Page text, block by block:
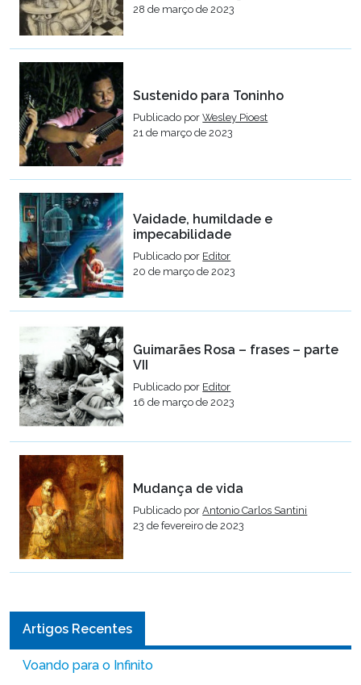
28 de março de 2023
Sustenido para Toninho
Publicado porWesley Pioest
21 de março de 2023
Vaidade, humildade e
impecabilidade
Publicado por Editor
20 de março de 2023
Guimarães Rosa – frases – parte
VII
Publicado por Editor
16 de março de 2023
Mudança de vida
Publicado porAntonio Carlos Santini
23 de fevereiro de 2023
Artigos Recentes
Voando para o Infinito